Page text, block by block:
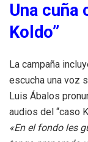
Una cuña
Koldo”
La campaña
escucha una voz
Luis Ábalos
audios del “caso
«En el fondo les